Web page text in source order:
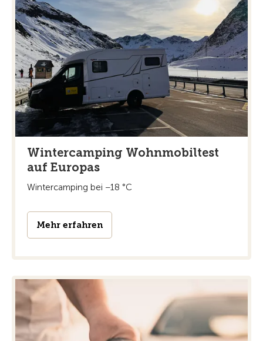
Wintercamping Wohnmobiltest
auf Europas
Wintercamping bei −18 °C
Mehr erfahren